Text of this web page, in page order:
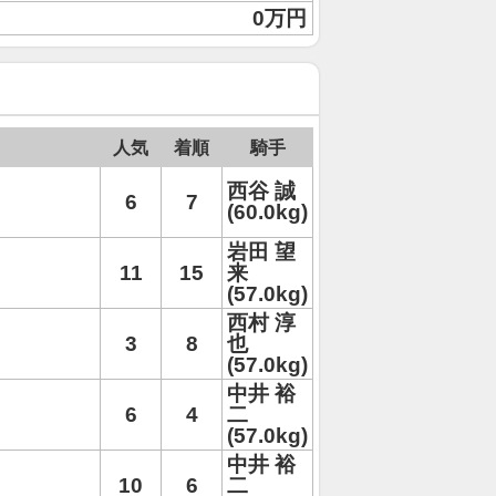
0万円
人気 着順 騎手
6 7
西谷 誠
(60.0kg)
11 15
岩田 望
来
(57.0kg)
3 8
西村 淳
也
(57.0kg)
6 4
中井 裕
二
(57.0kg)
10 6
中井 裕
二